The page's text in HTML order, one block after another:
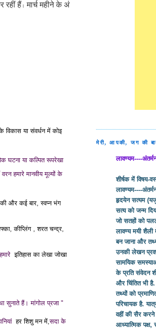
रहीं हैं । मार्च महीने के अंतिम दिन शेष हैं और बाग़ में घास
विकास या संवर्धन में कोइ
घटना या कल्पित रूपरेखा
हमारे मानवीय मूल्यों के
की और कई बार, स्वप्न भंग
कीप्लिंग ,शरत चन्द्र,
इतिहास का लेखा जोखा
सुनाते हैं।मांगोल प्रजा "
हर शिशु मन में,सदा के
मेरी, आपकी, जग की
लावण्यम----
शीर्षक में विषय-
लावण्यम----
हृदयेन सत्यम
सत्य को जन्म
जो सतहों को
लावण्य मयी शैली
बन जाना और
उनकी लेखन
सामयिक
के प्रति संवेदन
और चिंतित भी
तथ्यों को
परिचायक है.
वहीं की सैर
आध्यात्मिक पक्ष,